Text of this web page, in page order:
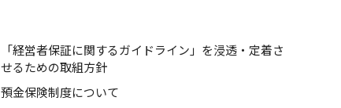
「経営者保証に関するガイドライン」を浸透・定着さ
せるための取組方針
預金保険制度について